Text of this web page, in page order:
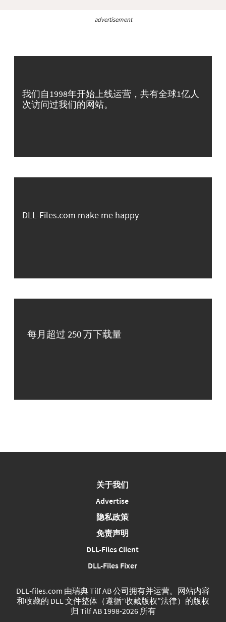
advertisement
我们自1998年开始上线运营，共有全球1亿人
次访问过我们的网站。
DLL-Files.com make me happy
每月超过 250 万下载量
关于我们
Advertise
隐私政策
免责声明
DLL-Files Client
DLL-Files Fixer
DLL‑files.com 由瑞典 Tilf AB 公司拥有并运营。网站内容
和收藏的 DLL 文件整体（遵循“收藏版权”法律）的版权
归 Tilf AB 1998-2026 所有